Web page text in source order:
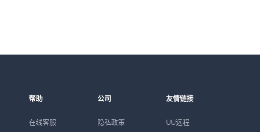
帮助
在线客服
公司
隐私政策
友情链接
UU远程